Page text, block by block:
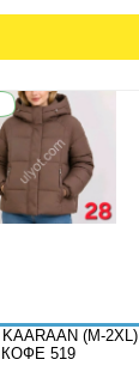
(M-2XL)
КОФЕ 519